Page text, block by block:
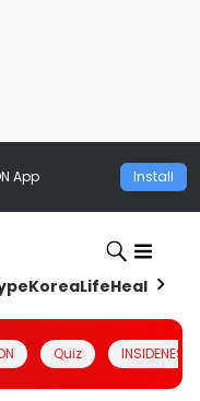
App Install
KoreaLifeHealth
Quiz INSIDENESIA